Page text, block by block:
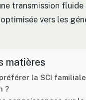
transmission fluide
vers les
matières
la SCI
?